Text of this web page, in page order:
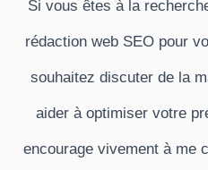
Si vous êtes à la
rédaction web SEO pour
souhaitez discuter de la
aider à optimiser votre
encourage vivement à me